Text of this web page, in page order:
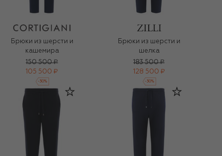
Брюки из шерсти и
кашемира
150 500 ₽
105 500 ₽
-30%
Брюки из шерсти и
шелка
183 500 ₽
128 500 ₽
-30%